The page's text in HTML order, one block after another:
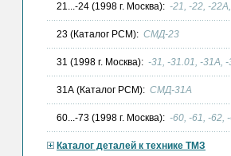
21...-24 (1998 г. Москва): -21, -22, -
23 (Каталог РСМ): СМД-23
31 (1998 г. Москва): -31, -31.01, -31А,
31А (Каталог РСМ): СМД-31А
60...-73 (1998 г. Москва): -60, -61, -62,
Каталог деталей к технике ТМЗ